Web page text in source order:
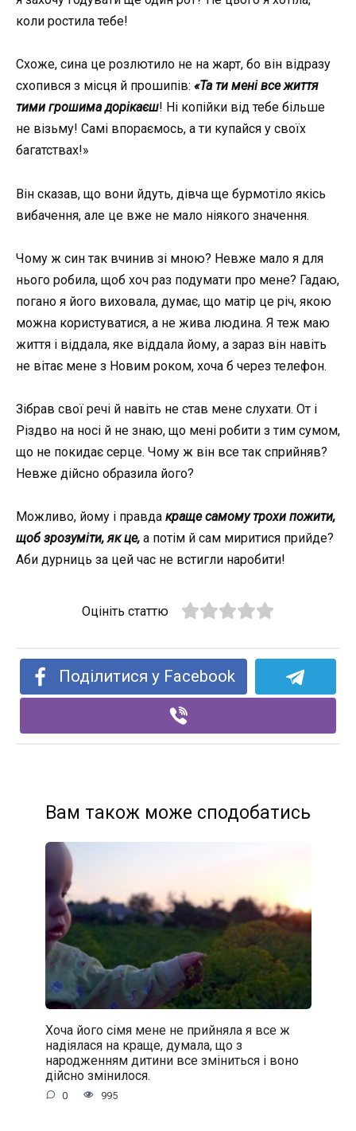
коли ростила тебе!
Схоже, сина це розлютило не на жарт, бо він відразу
схопився з місця й прошипів: «Та ти мені все життя
тими грошима дорікаєш! Ні копійки від тебе більше
не візьму! Самі впораємось, а ти купайся у своїх
багатствах!»
Він сказав, що вони йдуть, дівча ще бурмотіло якісь
вибачення, але це вже не мало ніякого значення.
Чому ж син так вчинив зі мною? Невже мало я для
нього робила, щоб хоч раз подумати про мене? Гадаю,
погано я його виховала, думає, що матір це річ, якою
можна користуватися, а не жива людина. Я теж маю
життя і віддала, яке віддала йому, а зараз він навіть
не вітає мене з Новим роком, хоча б через телефон.
Зібрав свої речі й навіть не став мене слухати. От і
Різдво на носі й не знаю, що мені робити з тим сумом,
що не покидає серце. Чому ж він все так сприйняв?
Невже дійсно образила його?
Можливо, йому і правда краще самому трохи пожити,
щоб зрозуміти, як це, а потім й сам миритися прийде?
Аби дурниць за цей час не встигли наробити!
Оцініть статтю
Поділитися у Facebook
Вам також може сподобатись
Хоча його сімя мене не прийняла я все ж
надіялася на краще, думала, що з
народженням дитини все зміниться і воно
дійсно змінилося.
0 995